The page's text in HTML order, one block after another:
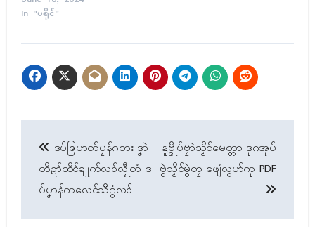
In "ပရိုၚ်"
navigation
ဒပ်ဇြဟတ်ပၠန်ဂတး ဒၞာဲ
တိဍာ်ထိၚ်ချုက်လဝ်လ္ၚဵုတံ ဒ
ပ်ပၞာန်ကလေၚ်သီဂွံလဝ်
နူဗ္ဒိုပ်ဗၠာဲသၟိၚ်မေတ္တာ ဒုဂအုပ်
ဗွဲသၟိၚ်မွဲတၠ ဖျေံလွဟ်ကု PDF